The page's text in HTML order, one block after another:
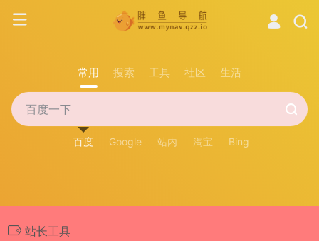
常用 搜索 工具 社区 生活
百度 Google 站内 淘宝 Bing
站长工具